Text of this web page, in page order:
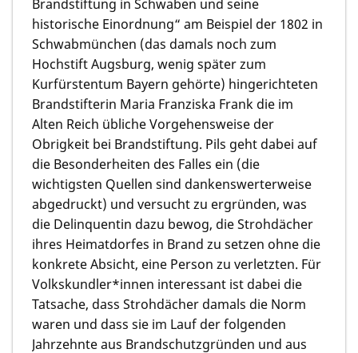
Brandstiftung in Schwaben und seine
historische Einordnung“ am Beispiel der 1802 in
Schwabmünchen (das damals noch zum
Hochstift Augsburg, wenig später zum
Kurfürstentum Bayern gehörte) hingerichteten
Brandstifterin Maria Franziska Frank die im
Alten Reich übliche Vorgehensweise der
Obrigkeit bei Brandstiftung. Pils geht dabei auf
die Besonderheiten des Falles ein (die
wichtigsten Quellen sind dankenswerterweise
abgedruckt) und versucht zu ergründen, was
die Delinquentin dazu bewog, die Strohdächer
ihres Heimatdorfes in Brand zu setzen ohne die
konkrete Absicht, eine Person zu verletzten. Für
Volkskundler*innen interessant ist dabei die
Tatsache, dass Strohdächer damals die Norm
waren und dass sie im Lauf der folgenden
Jahrzehnte aus Brandschutzgründen und aus